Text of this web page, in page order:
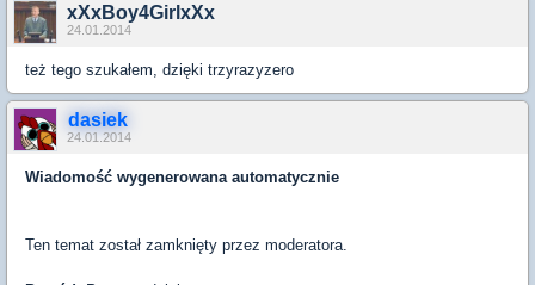
xXxBoy4GirlxXx
24.01.2014
też tego szukałem, dzięki trzyrazyzero
dasiek
24.01.2014
Wiadomość wygenerowana automatycznie
Ten temat został zamknięty przez moderatora.